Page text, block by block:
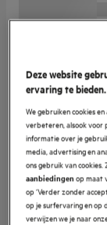
Deze website
ervaring te bieden.
We gebruiken cookies
verbeteren, alsook voor
informatie over je
media, advertising en
ons gebruik van
aanbiedingen op maat
op ‘Verder zonder
op je surfervaring en op
verwijzen we je naar